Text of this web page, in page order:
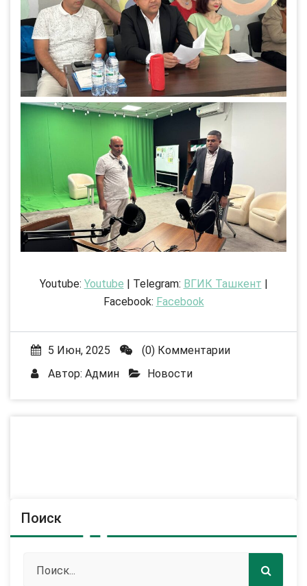
Youtube: Youtube | Telegram: ВГИК Ташкент
Facebook: Facebook
5 Июн, 2025
(0) Комментарии
Автор: Админ Новости
Поиск